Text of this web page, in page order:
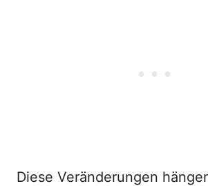
Diese Veränderungen